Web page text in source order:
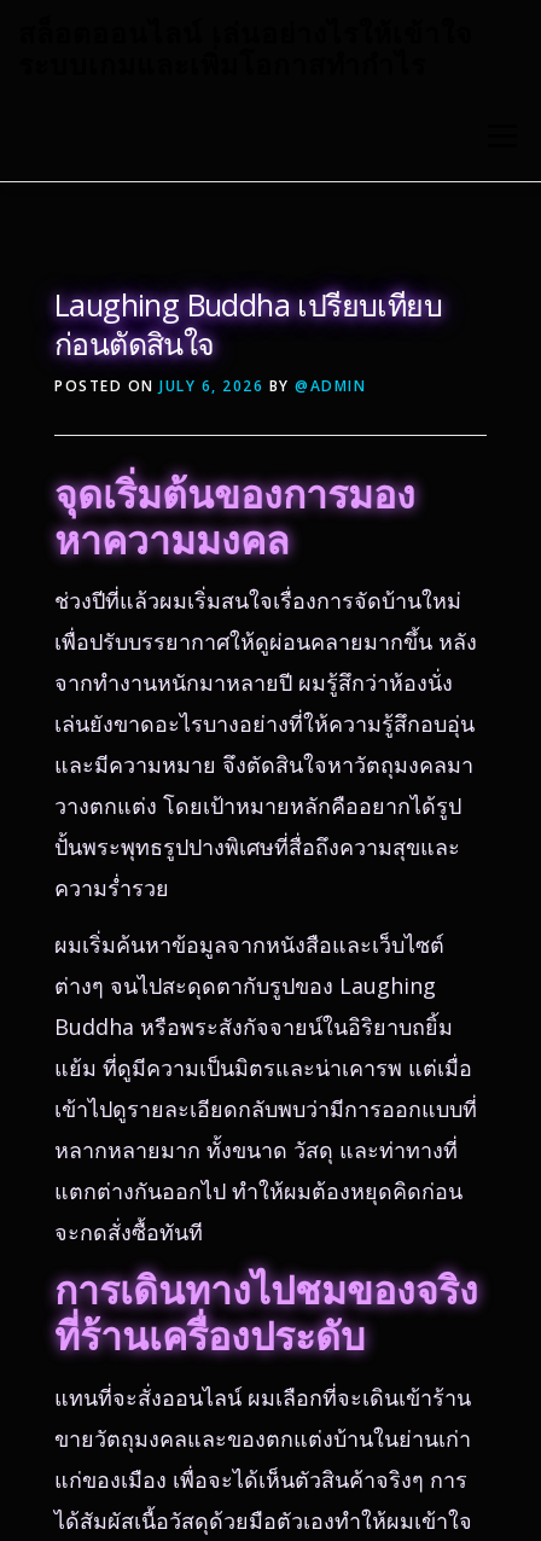
PRIVACY POLICY
Laughing Buddha เปรียบเทียบ
ก่อนตัดสินใจ
POSTED ON JULY 6, 2026 BY @ADMIN
จุดเริ่มต้นของการมอง
หาความมงคล
ช่วงปีที่แล้วผมเริ่มสนใจเรื่องการจัดบ้านใหม่
เพื่อปรับบรรยากาศให้ดูผ่อนคลายมากขึ้น หลัง
จากทำงานหนักมาหลายปี ผมรู้สึกว่าห้องนั่ง
เล่นยังขาดอะไรบางอย่างที่ให้ความรู้สึกอบอุ่น
และมีความหมาย จึงตัดสินใจหาวัตถุมงคลมา
วางตกแต่ง โดยเป้าหมายหลักคืออยากได้รูป
ปั้นพระพุทธรูปปางพิเศษที่สื่อถึงความสุขและ
ความร่ำรวย
ผมเริ่มค้นหาข้อมูลจากหนังสือและเว็บไซต์
ต่างๆ จนไปสะดุดตากับรูปของ Laughing
Buddha หรือพระสังกัจจายน์ในอิริยาบถยิ้ม
แย้ม ที่ดูมีความเป็นมิตรและน่าเคารพ แต่เมื่อ
เข้าไปดูรายละเอียดกลับพบว่ามีการออกแบบที่
หลากหลายมาก ทั้งขนาด วัสดุ และท่าทางที่
แตกต่างกันออกไป ทำให้ผมต้องหยุดคิดก่อน
จะกดสั่งซื้อทันที
การเดินทางไปชมของจริง
ที่ร้านเครื่องประดับ
แทนที่จะสั่งออนไลน์ ผมเลือกที่จะเดินเข้าร้าน
ขายวัตถุมงคลและของตกแต่งบ้านในย่านเก่า
แก่ของเมือง เพื่อจะได้เห็นตัวสินค้าจริงๆ การ
ได้สัมผัสเนื้อวัสดุด้วยมือตัวเองทำให้ผมเข้าใจ